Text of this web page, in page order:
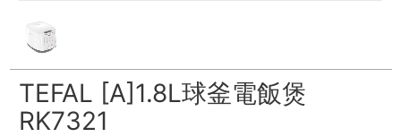
TEFAL [A]1.8L球釜電飯煲
RK7321